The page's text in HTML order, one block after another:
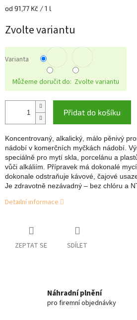
Měrná
od 91,77 Kč / 1 l
Zvolte variantu
Varianta
Můžeme doručit do: Zvolte variantu
Přidat do košíku
Koncentrovaný, alkalický, málo pěnivý
nádobí v komerčních myčkách nádobí.
speciálně pro mytí skla, porcelánu a
vůči alkáliím. Přípravek má dokonalé
dokonale odstraňuje kávové, čajové
Je zdravotně nezávadný – bez chlóru a
Detailní informace
ZEPTAT SE SDÍLET
Náhradní plnění
pro firemní objednávky